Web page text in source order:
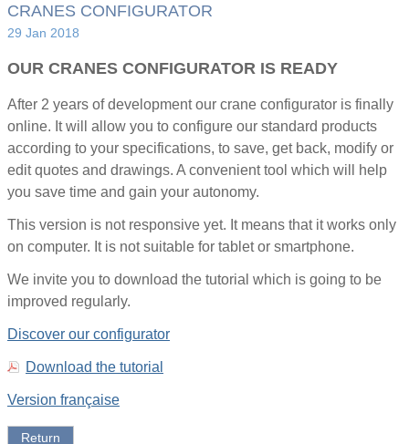
CRANES CONFIGURATOR
29 Jan 2018
OUR CRANES CONFIGURATOR IS READY
After 2 years of development our crane configurator is finally
online. It will allow you to configure our standard products
according to your specifications, to save, get back, modify or
edit quotes and drawings. A convenient tool which will help
you save time and gain your autonomy.
This version is not responsive yet. It means that it works only
on computer. It is not suitable for tablet or smartphone.
We invite you to download the tutorial which is going to be
improved regularly.
Discover our configurator
Download the tutorial
Version française
Return